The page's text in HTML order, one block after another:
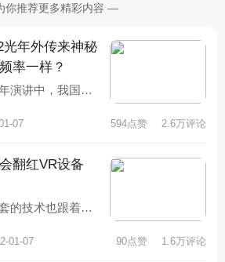
亲属，且年满
留不少于九个
和住所的。
政策：1、为
华人民共和
定，制定本办
国永久居留
居留期限不受
久居留资格
推荐更多精彩内容 —
年外传来神秘
率一样？
演讲中，我国天
，并且表明自
07 594点赞 2.6万评论
翻红VR设备
的技术也跟着进
事实是，V
01-07 90点赞 1.6万评论